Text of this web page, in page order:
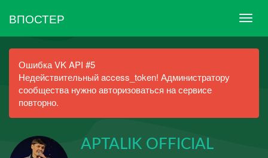
ВПОСТЕР
Ошибка VK API #5
Недействительный access_token! Администратору
сообщества нужно авторизоваться на сервисе
повторно.
APTALIK OFFICIAL